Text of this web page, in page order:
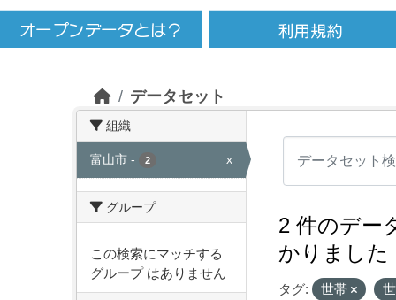
データセット
組織
富山市 - 2 x
グループ
この検索にマッチする
グループ はありません
2 件のデー
かりました
タグ: 世帯